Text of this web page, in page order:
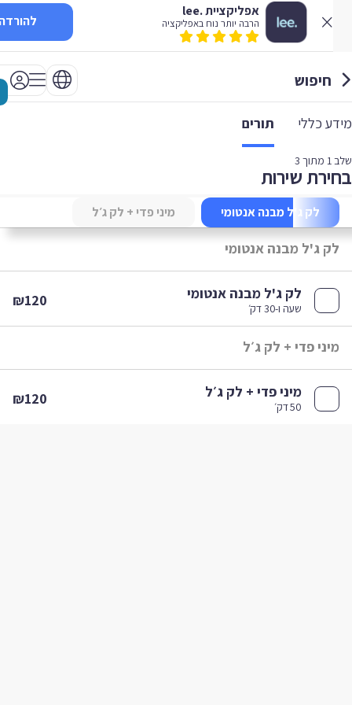
אפליקציית .lee
הרבה יותר נוח באפליקציה להורדה
חיפוש
כללי תורים
1מתוך 3
שירות
לק ג'ל מבנה אנטומי מיני פדי + לק ג׳ל
ג'ל מבנה אנטומי
לק ג'ל מבנה אנטומי
שעה ו-30 דק׳ ₪120
פדי + לק ג׳ל
מיני פדי + לק ג׳ל
50 דק׳ ₪120